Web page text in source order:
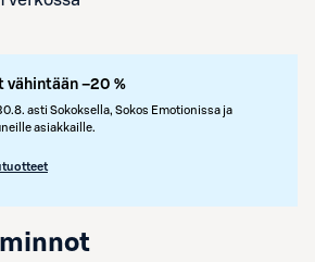
vähintään –20 %
asti Sokoksella, Sokos Emotionissa ja
asiakkaille.